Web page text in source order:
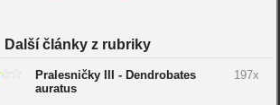
Další články z rubriky
Pralesničky III - Dendrobates
auratus
197x